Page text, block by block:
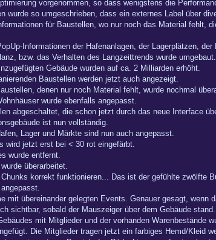
vorgenommen, so dass wenigstens die
wurde so umgeschrieben, dass ein externes Label über
für Baustellen, wo nur noch das Material fehlt,
Informationen der Hafenanlagen, der Lagerplätzen,
bzw. das Verhalten des Langzeittrends wurde umgebaut.
Gebäude wurden auf ca. 2 Milliarden erhöht.
Baustellen werden jetzt auch angezeigt.
denen nur noch Material fehlt, wurde nochmal
wurde ebenfalls angepasst.
abgeschaltet, die schon jetzt durch das neue Interface
ist nun vollständig.
Lager und Märkte sind nun auch angepasst.
wird jetzt erst bei < 30 rot eingefärbt.
wurde entfernt.
überarbeitet.
korrekt funktionieren... Das ist der gefühlte zwölfte
mit übereinander gelegten Events. Genauer gesagt, wenn
sichtbar, sobald der Mauszeiger über dem Gebäude stand.
mit Mitglieder und der vorhanden Warenbestände
Die Mitglieder tragen jetzt ein farbiges Hemd/Kleid